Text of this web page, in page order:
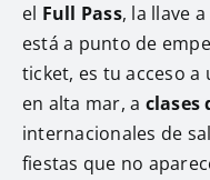
el Full Pass, la llave
está a punto de
ticket, es tu acceso
en alta mar, a clases
internacionales de
fiestas que no